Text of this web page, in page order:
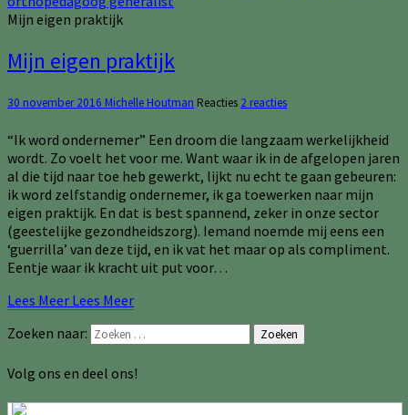
Mijn eigen praktijk
Mijn eigen praktijk
30 november 2016 Michelle Houtman Reacties 2 reacties
“Ik word ondernemer” Een droom die langzaam werkelijkheid
wordt. Zo voelt het voor me. Want waar ik in de afgelopen jaren
al die tijd naar toe heb gewerkt, lijkt nu echt te gaan gebeuren:
ik word zelfstandig ondernemer, ik ga toewerken naar mijn
eigen praktijk. En dat is best spannend, zeker in onze sector
(geestelijke gezondheidszorg). Iemand noemde mij eens een
‘guerrilla’ van deze tijd, en ik vat het maar op als compliment.
Eentje waar ik kracht uit put voor…
Lees Meer Lees Meer
Zoeken naar:
Zoeken
Volg ons en deel ons!